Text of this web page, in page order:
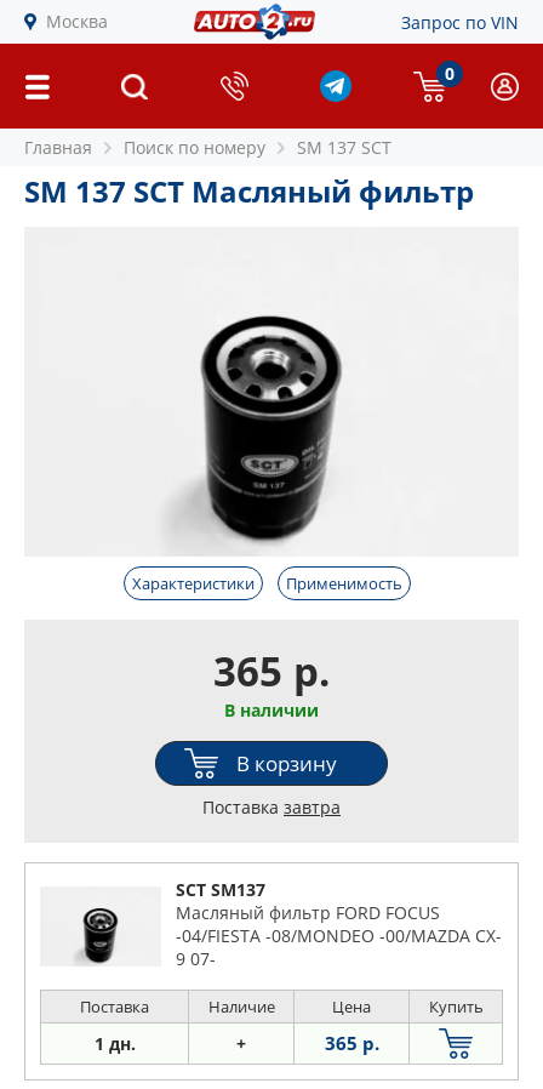
Москва Запрос по VIN
0
Главная Поиск по номеру SM 137 SCT
SM 137 SCT Масляный фильтр
Характеристики Применимость
365 р.
В наличии
В корзину
Поставка завтра
SCT SM137
Масляный фильтр FORD FOCUS
-04/FIESTA -08/MONDEO -00/MAZDA CX-
9 07-
Поставка Наличие Цена Купить
1 дн. + 365 р.